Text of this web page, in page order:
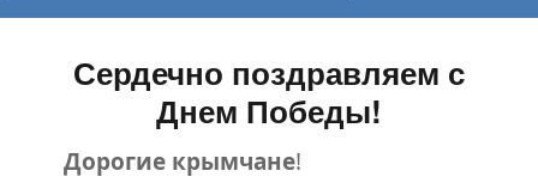
Сердечно поздравляем с
Днем Победы!
Дорогие крымчане!